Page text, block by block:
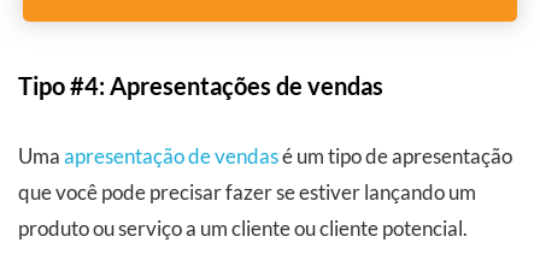
Tipo #4: Apresentações de vendas
Umaapresentação de vendasé um tipo de apresentação
que você pode precisar fazer se estiver lançando um
produto ou serviço a um cliente ou cliente potencial.